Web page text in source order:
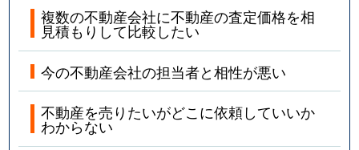
複数の不動産会社に不動産の査定価格を相
見積もりして比較したい
今の不動産会社の担当者と相性が悪い
不動産を売りたいがどこに依頼していいか
わからない